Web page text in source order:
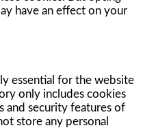
have an effect on your
essential for the website
only includes cookies
and security features of
store any personal